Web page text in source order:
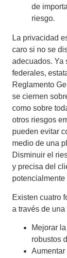
de
riesgo.
La privacidad
caro si no se
adecuados. Ya
federales,
Reglamento
se ciernen
como sobre
otros riesgos
pueden evitar
medio de una
Disminuir el
y precisa del
Existen cuatro
a través de
Mejorar
robustos